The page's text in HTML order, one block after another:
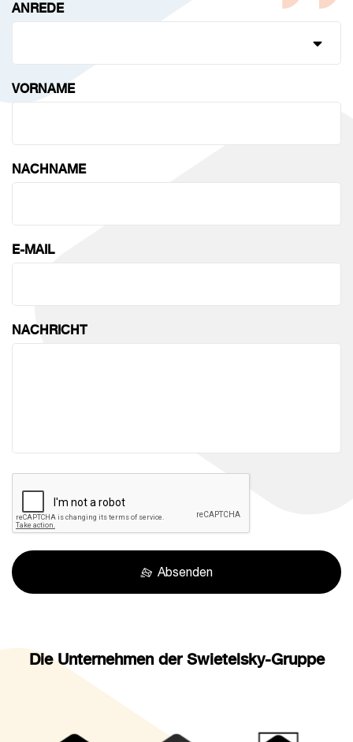
ANREDE
VORNAME
NACHNAME
E-MAIL
NACHRICHT
Absenden
Die Unternehmen der Swietelsky-Gruppe